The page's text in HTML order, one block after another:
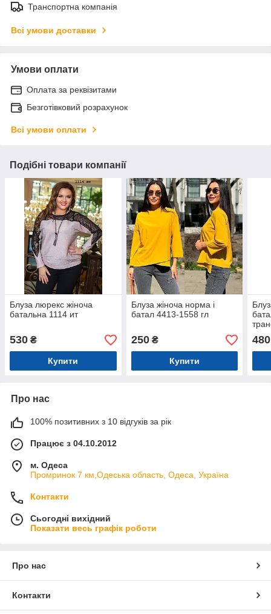
Транспортна компанія
Всі умови доставки
Умови оплати
Оплата за реквізитами
Безготівковий розрахунок
Всі умови оплати
Подібні товари компанії
Блуза люрекс жіноча
батальна 1114 ит
530 ₴
Купити
Блуза жіноча норма і
батал 4413-1558 гл
250₴
Купити
480
Про нас
100% позитивних з 10 відгуків за рік
Працює з 04.10.2012
м. Одеса
Промринок 7 км,Одеська область, Одеса, Україна
Контакти
Сьогодні вихідний
Показати весь графік роботи
Про нас
Контакти